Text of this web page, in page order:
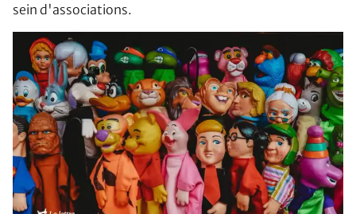
sein d'associations.